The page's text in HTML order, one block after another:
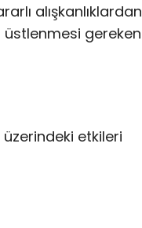
alışkanlıklardan
üstlenmesi gereken
üzerindeki etkileri